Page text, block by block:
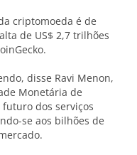
criptomoeda é de
de US$ 2,7 trilhões
disse Ravi Menon,
Monetária de
dos serviços
se aos bilhões de